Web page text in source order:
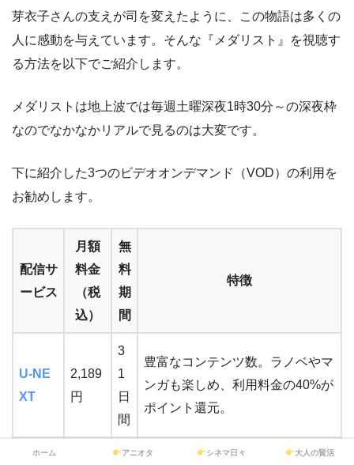
芽衣子さんの支えが司を変えたように、この物語は多くの
人に感動を与えています。そんな『メダリスト』を視聴す
る方法を以下でご紹介します。
メダリストは地上波では毎週土曜深夜1時30分～の深夜枠
なのでなかなかリアルで見るのは大変です。
下に紹介した3つのビデオオンデマンド（VOD）の利用を
お勧めします。
配信サ
ービス
月額
料金
（税
込）
無
料
期
間
特徴
U-NE
XT
2,189
円
3
1
日
間
豊富なコンテンツ数。ラノベやマ
ンガも楽しめ、利用料金の40%が
ポイント還元。
3
ホーム アニオタ シネマ日々 大人の賢活